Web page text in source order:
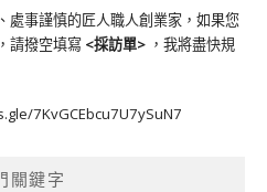
處事謹慎的匠人職人創業家，如果您
請撥空填寫 <採訪單> ，我將盡快規
7KvGCEbcu7U7ySuN7
關鍵字